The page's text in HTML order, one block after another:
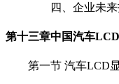
四、企业未来
第十三章中国汽车
第一节 汽车LCD显